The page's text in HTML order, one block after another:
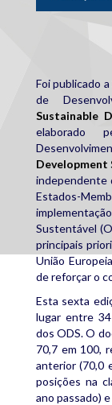
Foi publicado
de
Sustainable
elaborado
independente
Estados-
Sustentável
principais
União
de reforçar o
Esta sexta
lugar entre
dos ODS. O
70,7 em 100,
anterior (70,0
posições na
ano passado)